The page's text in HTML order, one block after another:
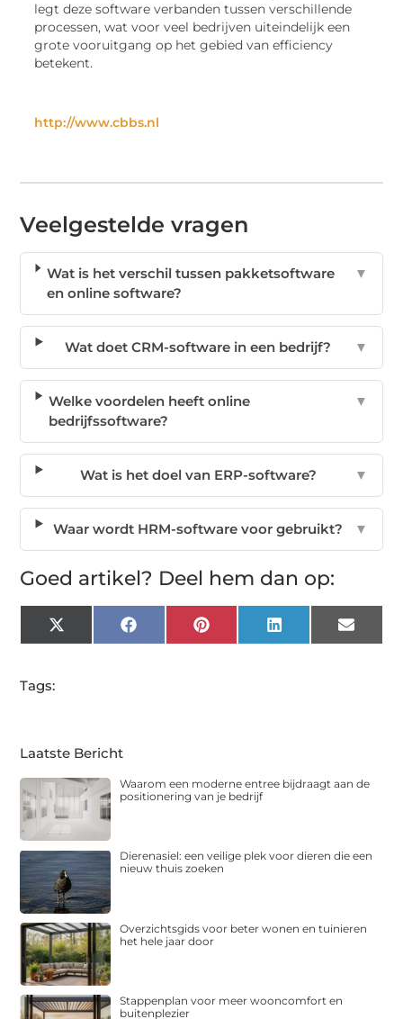
legt deze software verbanden tussen verschillende
processen, wat voor veel bedrijven uiteindelijk een
grote vooruitgang op het gebied van efficiency
betekent.
http://www.cbbs.nl
Veelgestelde vragen
Wat is het verschil tussen pakketsoftware
en online software?
▼
Wat doet CRM-software in een bedrijf? ▼
Welke voordelen heeft online
bedrijfssoftware?
▼
Wat is het doel van ERP-software? ▼
Waar wordt HRM-software voor gebruikt? ▼
Goed artikel? Deel hem dan op:
X
(Twitter)
FacebookPinterest LinkedIn Email
Tags:
Laatste Bericht
Waarom een moderne entree bijdraagt aan de
positionering van je bedrijf
Dierenasiel: een veilige plek voor dieren die een
nieuw thuis zoeken
Overzichtsgids voor beter wonen en tuinieren
het hele jaar door
Stappenplan voor meer wooncomfort en
buitenplezier